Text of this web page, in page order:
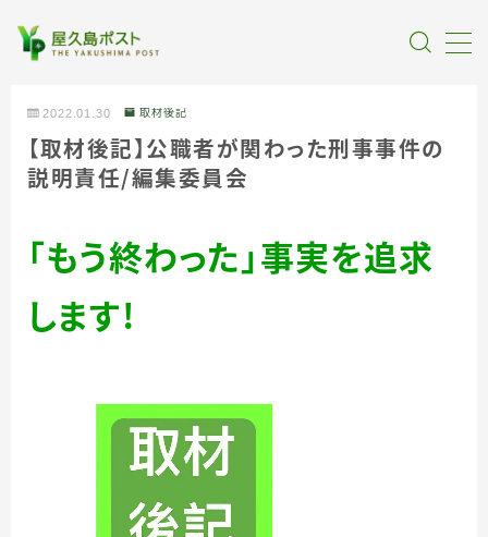
全記事カテゴリー
2022.01.30 取材後記
【取材後記】公職者が関わった刑事事件の
説明責任／編集委員会
「もう終わった」事実を追求
します！